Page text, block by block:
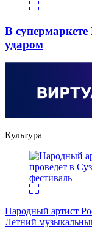
В
ударом
Культура
Народный артист
Летний